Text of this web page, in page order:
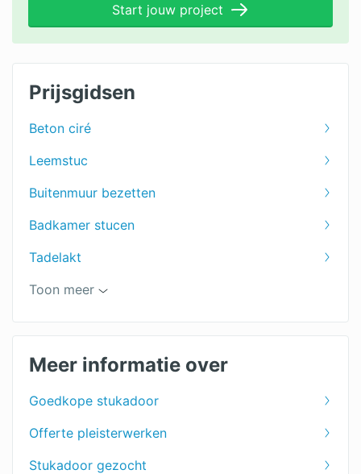
Start jouw project
Prijsgidsen
Beton ciré
Leemstuc
Buitenmuur bezetten
Badkamer stucen
Tadelakt
Pleisterwerk herstellen
Granol
Stukadoor prijs
Toon meer
Meer informatie over
Goedkope stukadoor
Offerte pleisterwerken
Stukadoor gezocht